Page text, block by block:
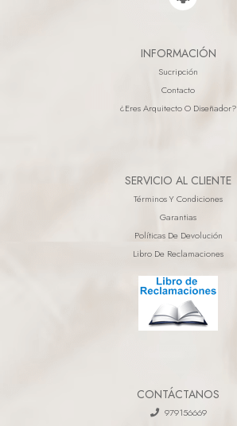
INFORMACIÓN
Sucripción
Contacto
¿eres Arquitecto O Diseñador?
SERVICIO AL CLIENTE
Términos Y Condiciones
Garantias
Políticas De Devolución
Libro De Reclamaciones
CONTÁCTANOS
979156669